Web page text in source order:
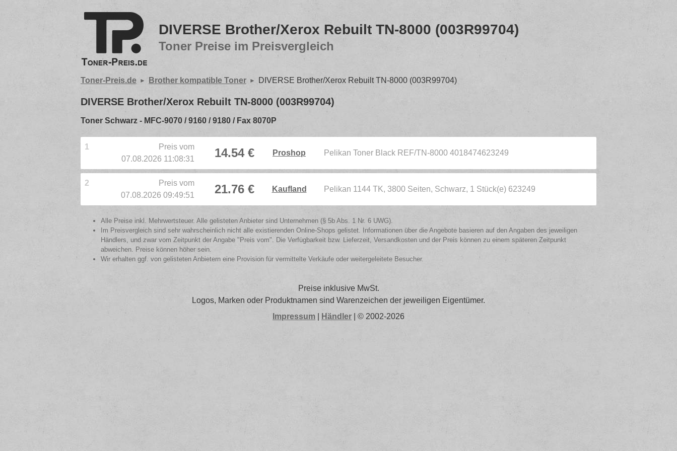
DIVERSE Brother/Xerox Rebuilt TN-8000 (003R99704)
Toner Preise im Preisvergleich
Toner-Preis.de Brother kompatible Toner DIVERSE Brother/Xerox Rebuilt TN-8000 (003R99704)
DIVERSE Brother/Xerox Rebuilt TN-8000 (003R99704)
Toner Schwarz - MFC-9070 / 9160 / 9180 / Fax 8070P
1
Preis vom
07.08.2026 11:08:31
14.54 € Proshop Pelikan Toner Black REF/TN-8000 4018474623249
2
Preis vom
07.08.2026 09:49:51
21.76 € Kaufland Pelikan 1144 TK, 3800 Seiten, Schwarz, 1 Stück(e) 623249
Alle Preise inkl. Mehrwertsteuer. Alle gelisteten Anbieter sind Unternehmen (§ 5b Abs. 1 Nr. 6 UWG).
Im Preisvergleich sind sehr wahrscheinlich nicht alle existierenden Online-Shops gelistet. Informationen über die Angebote basieren auf den Angaben des jeweiligen
Händlers, und zwar vom Zeitpunkt der Angabe "Preis vom". Die Verfügbarkeit bzw. Lieferzeit, Versandkosten und der Preis können zu einem späteren Zeitpunkt
abweichen. Preise können höher sein.
Wir erhalten ggf. von gelisteten Anbietern eine Provision für vermittelte Verkäufe oder weitergeleitete Besucher.
Preise inklusive MwSt.
Logos, Marken oder Produktnamen sind Warenzeichen der jeweiligen Eigentümer.
Impressum
Händler | © 2002-2026